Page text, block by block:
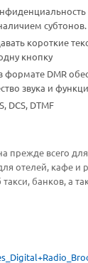
субтонов.
короткие
кнопку
формате DMR
звука и
DCS, DTMF
прежде всего
отелей, кафе и
банков, а